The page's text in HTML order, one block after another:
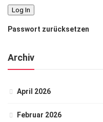
Passwort zurücksetzen
Archiv
April 2026
Februar 2026